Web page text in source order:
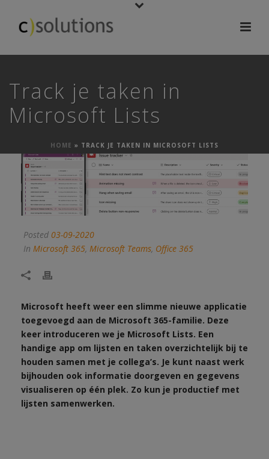
Track je taken in
Microsoft Lists
HOME » TRACK JE TAKEN IN MICROSOFT LISTS
Posted 03-09-2020
In Microsoft 365, Microsoft Teams, Office 365
Microsoft heeft weer een slimme nieuwe applicatie
toegevoegd aan de Microsoft 365-familie. Deze
keer introduceren we je Microsoft Lists. Een
handige app om lijsten en taken overzichtelijk bij te
houden samen met je collega’s. Je kunt naast werk
bijhouden ook informatie doorgeven en gegevens
visualiseren op één plek. Zo kun je productief met
lijsten samenwerken.